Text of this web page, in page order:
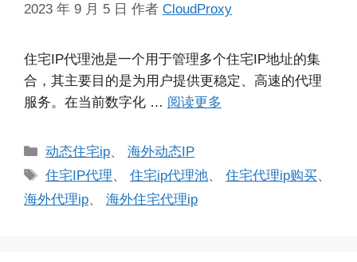
2023 年 9 月 5 日 作者 CloudProxy
住宅IP代理池是一个用于管理多个住宅IP地址的集
合，其主要目的是为用户提供更稳定、高速的代理
服务。在当前数字化 … 阅读更多
分
类
动态住宅ip、海外动态IP
标
签
住宅IP代理、住宅ip代理池、住宅代理ip购买、
海外代理ip、 海外住宅代理ip